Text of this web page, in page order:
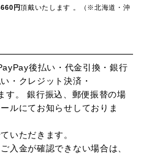
660円頂戴いたします 。（※北海道・沖
後払い・代金引換・銀行
・クレジット決済・
す。 銀行振込、郵便振替の場
ルにてお知らせしておりま
いただきます。
入金が確認できない場合は、